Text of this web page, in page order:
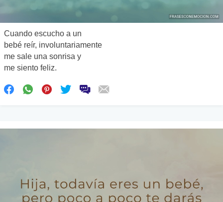
Cuando escucho a un
bebé reír, involuntariamente
me sale una sonrisa y
me siento feliz.